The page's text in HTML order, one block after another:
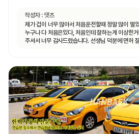
작성자 : 댓츠
제가 겁이 너무 많아서 처음운전할때 정말 많이 떨
누구나 다 처음은있다, 처음인데 잘하는게 이상한
주셔서 너무 감사드렸습니다. 선생님 덕분에 면허